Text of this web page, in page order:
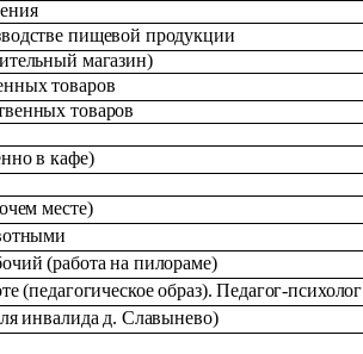
пищевой продукции
магазин)
товаров
товаров
в кафе)
месте)
(работа на пилораме)
(педагогическое образ). Педагог-психолог
инвалида д. Славынево)